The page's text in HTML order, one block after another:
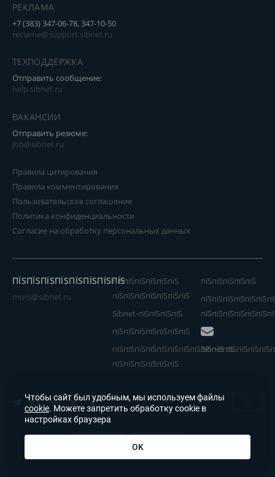
РЕКЛАМА
+7 (383) 347-06-78, 347-10-50
reclame@support.sibnet.ru
ТЕХПОДДЕРЖКА
Отправить сообщение:
help.sibnet.ru
ВАКАНСИИ
Отправить резюме:
job@sibnet.ru
Правила цитирования
Правила комментирования
Пользовательское соглашение
Политика конфиденциальности
Согласие на обработку персональных данных
ПЇЅПЇЅПЇЅПЇЅПЇЅПЇЅПЇЅПЇЅ
mors@sibnet.ru
пїЅпїЅпїЅпїЅпїЅпїЅ
пїЅпїЅпїЅпїЅпїЅпїЅпїЅ
Sibnet-пїЅпїЅпїЅпїЅ
пїЅпїЅпїЅпїЅпїЅ
пїЅпїЅпїЅпїЅпїЅпїЅпїЅ
пїЅпїЅпїЅпїЅпїЅпїЅпїЅпїЅпїЅпїЅпїЅ
пїЅпїЅпїЅпїЅпїЅпїЅ
Sibnet
Чтобы сайт был удобным, мы используем файлы
cookie. Можете запретить обработку cookie в
настройках браузера
OK